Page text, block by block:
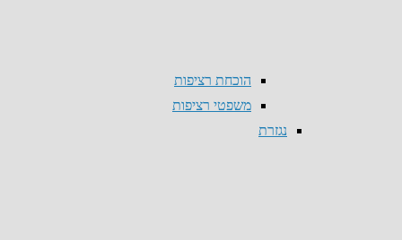
הוכחת רציפות
משפטי רציפות
נגזרת